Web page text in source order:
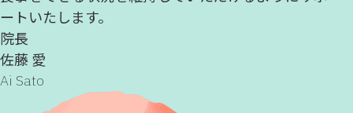
ートいたします。
院長
佐藤 愛
Ai Sato